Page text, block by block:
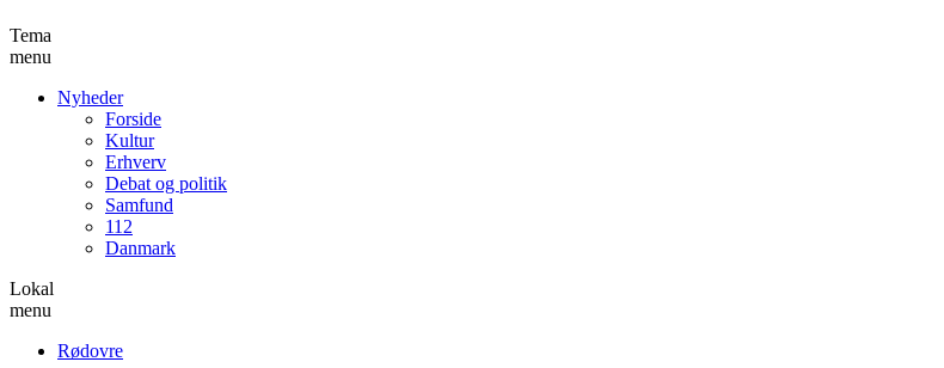
Tema
menu
Nyheder
Forside
Kultur
Erhverv
Debat og politik
Samfund
112
Danmark
Lokal
menu
Rødovre